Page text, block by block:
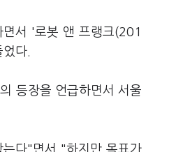
서 '로봇 앤 프랭크(201
다.
등장을 언급하면서 서울
다"면서 "하지만 목표가